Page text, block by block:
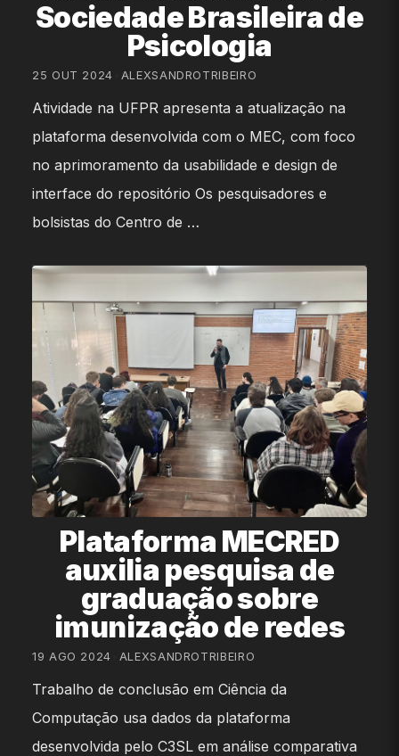
Sociedade Brasileira de
Psicologia
25 OUT 2024 ALEXSANDROTRIBEIRO
Atividade na UFPR apresenta a atualização na
plataforma desenvolvida com o MEC, com foco
no aprimoramento da usabilidade e design de
interface do repositório Os pesquisadores e
bolsistas do Centro de …
Plataforma MECRED
auxilia pesquisa de
graduação sobre
imunização de redes
19 AGO 2024 ALEXSANDROTRIBEIRO
Trabalho de conclusão em Ciência da
Computação usa dados da plataforma
desenvolvida pelo C3SL em análise comparativa